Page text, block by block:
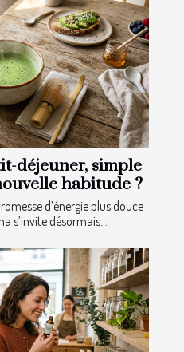
déjeuner, simple
habitude ?
d’énergie plus douce
s’invite désormais...